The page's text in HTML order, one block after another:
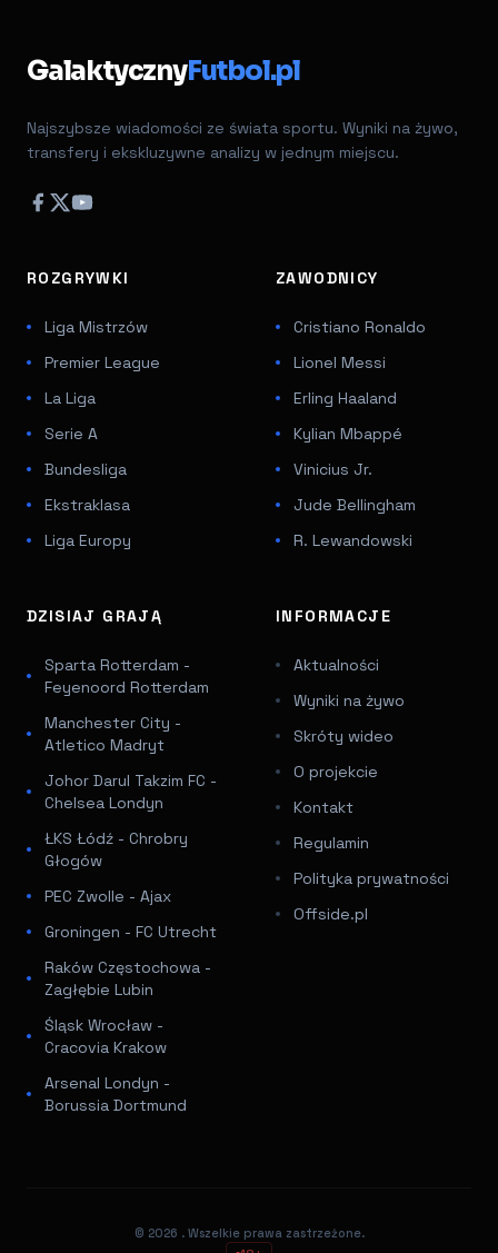
GalaktycznyFutbol.pl
Najszybsze wiadomości ze świata sportu. Wyniki na żywo,
transfery i ekskluzywne analizy w jednym miejscu.
ROZGRYWKI
Liga Mistrzów
Premier League
La Liga
Serie A
Bundesliga
Ekstraklasa
Liga Europy
ZAWODNICY
Cristiano Ronaldo
Lionel Messi
Erling Haaland
Kylian Mbappé
Vinicius Jr.
Jude Bellingham
R. Lewandowski
DZISIAJ GRAJĄ
Sparta Rotterdam -
Feyenoord Rotterdam
Manchester City -
Atletico Madryt
Johor Darul Takzim FC -
Chelsea Londyn
ŁKS Łódź - Chrobry
Głogów
PEC Zwolle - Ajax
Groningen - FC Utrecht
Raków Częstochowa -
Zagłębie Lubin
Śląsk Wrocław -
Cracovia Krakow
Arsenal Londyn -
Borussia Dortmund
INFORMACJE
Aktualności
Wyniki na żywo
Skróty wideo
O projekcie
Kontakt
Regulamin
Polityka prywatności
Offside.pl
© 2026 . Wszelkie prawa zastrzeżone.